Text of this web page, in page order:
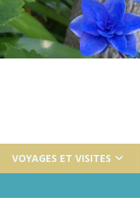
VOYAGES ET VISITES